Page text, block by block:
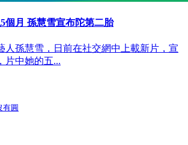
個月 孫慧雪宣布陀第二胎
人孫慧雪，日前在社交網中上載新片，宣
片中她的五...
有圓